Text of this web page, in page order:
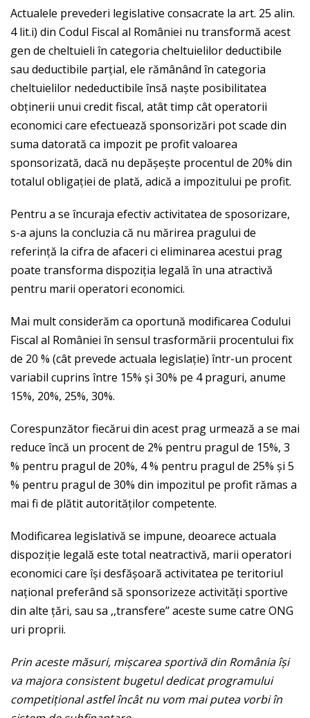
Actualele prevederi legislative consacrate la art. 25 alin.
4 lit.i) din Codul Fiscal al României nu transformă acest
gen de cheltuieli în categoria cheltuielilor deductibile
sau deductibile parțial, ele rămânând în categoria
cheltuielilor nedeductibile însă naște posibilitatea
obținerii unui credit fiscal, atât timp cât operatorii
economici care efectuează sponsorizări pot scade din
suma datorată ca impozit pe profit valoarea
sponsorizată, dacă nu depășește procentul de 20% din
totalul obligației de plată, adică a impozitului pe profit.
Pentru a se încuraja efectiv activitatea de sposorizare,
s-a ajuns la concluzia că nu mărirea pragului de
referință la cifra de afaceri ci eliminarea acestui prag
poate transforma dispoziția legală în una atractivă
pentru marii operatori economici.
Mai mult considerăm ca oportună modificarea Codului
Fiscal al României în sensul trasformării procentului fix
de 20 % (cât prevede actuala legislație) într-un procent
variabil cuprins între 15% și 30% pe 4 praguri, anume
15%, 20%, 25%, 30%.
Corespunzător fiecărui din acest prag urmează a se mai
reduce încă un procent de 2% pentru pragul de 15%, 3
% pentru pragul de 20%, 4 % pentru pragul de 25% și 5
% pentru pragul de 30% din impozitul pe profit rămas a
mai fi de plătit autorităților competente.
Modificarea legislativă se impune, deoarece actuala
dispoziție legală este total neatractivă, marii operatori
economici care își desfășoară activitatea pe teritoriul
național preferând să sponsorizeze activități sportive
din alte țări, sau sa ,,transfere’’ aceste sume catre ONG
uri proprii.
Prin aceste măsuri, mișcarea sportivă din România își
va majora consistent bugetul dedicat programului
competițional astfel încât nu vom mai putea vorbi în